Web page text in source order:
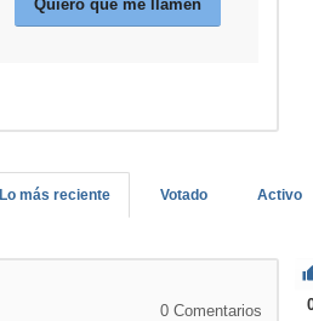
Quiero que me llamen
Activo
Votado
Lo más reciente
0 Comentarios